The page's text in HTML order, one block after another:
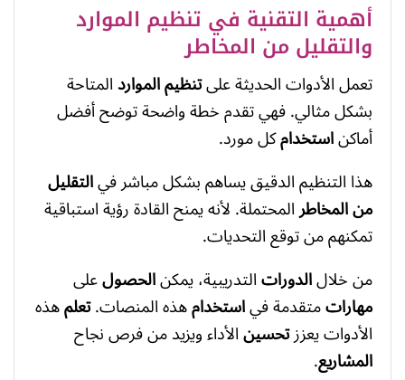
أهمية التقنية في تنظيم الموارد
والتقليل من المخاطر
تعمل الأدوات الحديثة علىتنظيم المواردالمتاحة
بشكل مثالي. فهي تقدم خطة واضحة توضح أفضل
أماكناستخدامكل مورد.
هذا التنظيم الدقيق يساهم بشكل مباشر فيالتقليل
من المخاطرالمحتملة. لأنه يمنح القادة رؤية استباقية
تمكنهم من توقع التحديات.
من خلالالدوراتالتدريبية، يمكنالحصولعلى
مهاراتمتقدمة فياستخدامهذه المنصات.تعلمهذه
الأدوات يعززتحسينالأداء ويزيد من فرص نجاح
المشاريع.